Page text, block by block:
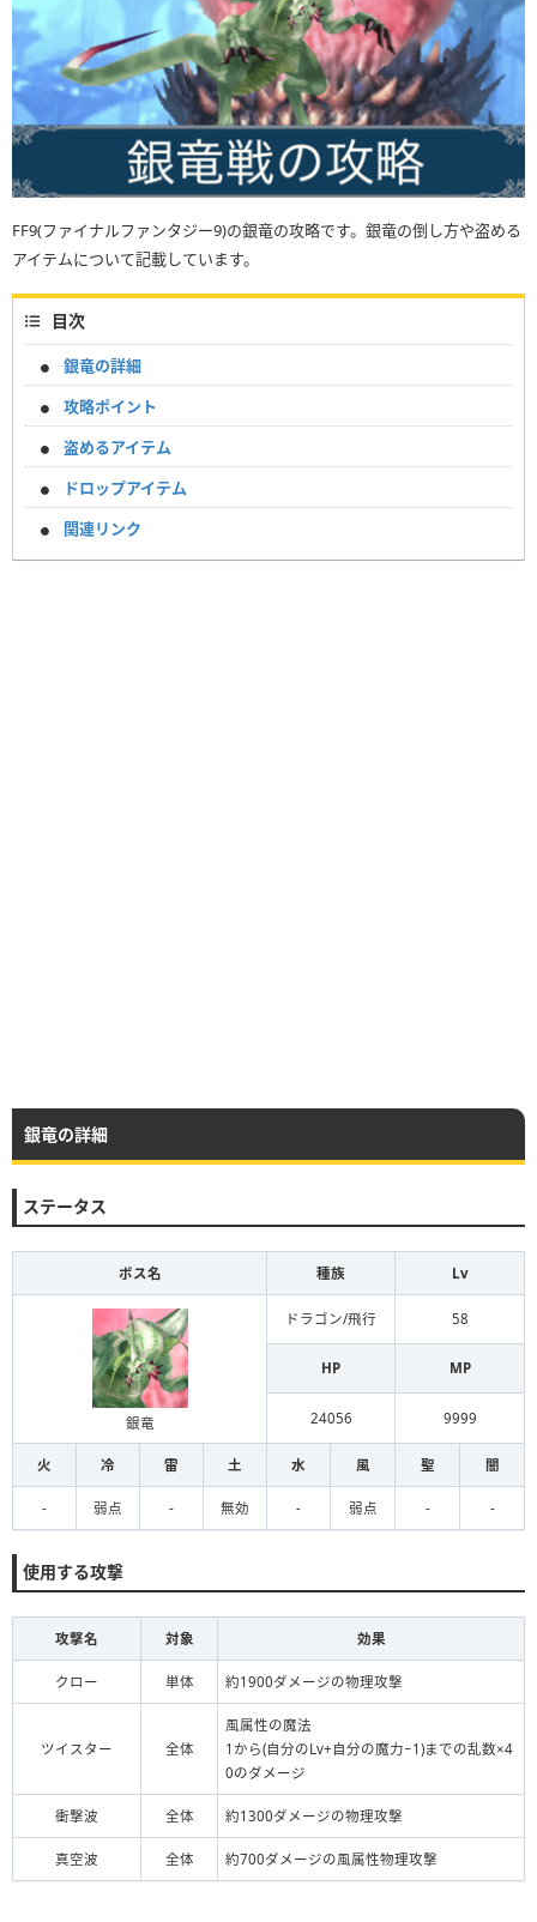
FF9(ファイナルファンタジー9)の銀竜の攻略です。銀竜の倒し方や盗める
アイテムについて記載しています。
目次
銀竜の詳細
攻略ポイント
盗めるアイテム
ドロップアイテム
関連リンク
銀竜の詳細
ステータス
ボス名 種族 Lv
銀竜
ドラゴン/飛行 58
HP MP
24056 9999
火 冷 雷 土 水 風 聖 闇
- 弱点 - 無効 - 弱点 - -
使用する攻撃
攻撃名 対象 効果
クロー 単体 約1900ダメージの物理攻撃
ツイスター 全体
風属性の魔法
1から(自分のLv+自分の魔力−1)までの乱数×4
0のダメージ
衝撃波 全体 約1300ダメージの物理攻撃
真空波 全体 約700ダメージの風属性物理攻撃